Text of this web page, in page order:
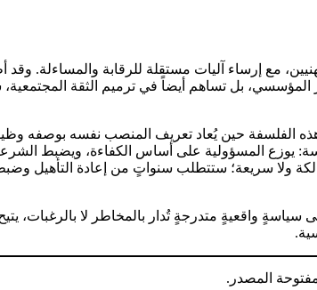
مع إرساء آليات مستقلة للرقابة والمساءلة.
المؤسسي، بل تساهم أيضاً في ترميم الثقة
حين يُعاد تعريف المنصب نفسه بوصفه وظيفة
يوزع المسؤولية على أساس الكفاءة، ويضبط
ولا سريعة؛ ستتطلب سنواتٍ من إعادة التأهيل
واقعيةٍ متدرجةٍ تُدار بالمخاطر لا بالرغبات، يتيح